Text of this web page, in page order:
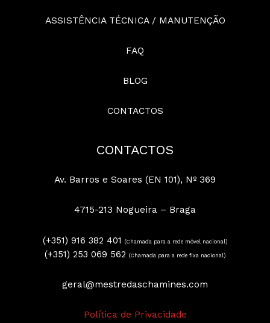
ASSISTÊNCIA TÉCNICA / MANUTENÇÃO
FAQ
BLOG
CONTACTOS
CONTACTOS
Av. Barros e Soares (EN 101), Nº 369
4715-213 Nogueira – Braga
(+351) 916 382 401 (Chamada para a rede móvel nacional)
(+351) 253 069 562 (Chamada para a rede fixa nacional)
geral@mestredaschamines.com
Política de Privacidade